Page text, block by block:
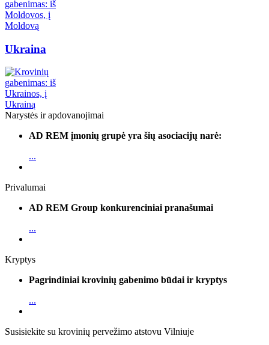
Ukraina
Narystės ir apdovanojimai
AD REM įmonių grupė yra šių asociacijų narė:
...
Privalumai
AD REM Group konkurenciniai pranašumai
...
Kryptys
Pagrindiniai krovinių gabenimo būdai ir kryptys
...
Susisiekite su krovinių pervežimo atstovu Vilniuje